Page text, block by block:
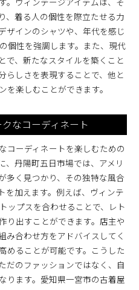
、着る人の個性を際立たせる力
ザインのシャツや、年代を感じ
個性を強調します。また、現代
で、新たなスタイルを築くこと
らしさを表現することで、他と
楽しむことができます。
なコーディネート
コーディネートを楽しむための
、丹陽町五日市場では、アメリ
多く見つかり、その独特な風合
を加えます。例えば、ヴィンテ
ップスを合わせることで、レト
り出すことができます。店主や
み合わせ方をアドバイスしてく
めることが可能です。こうした
だのファッションではなく、自
ります。愛知県一宮市の古着屋